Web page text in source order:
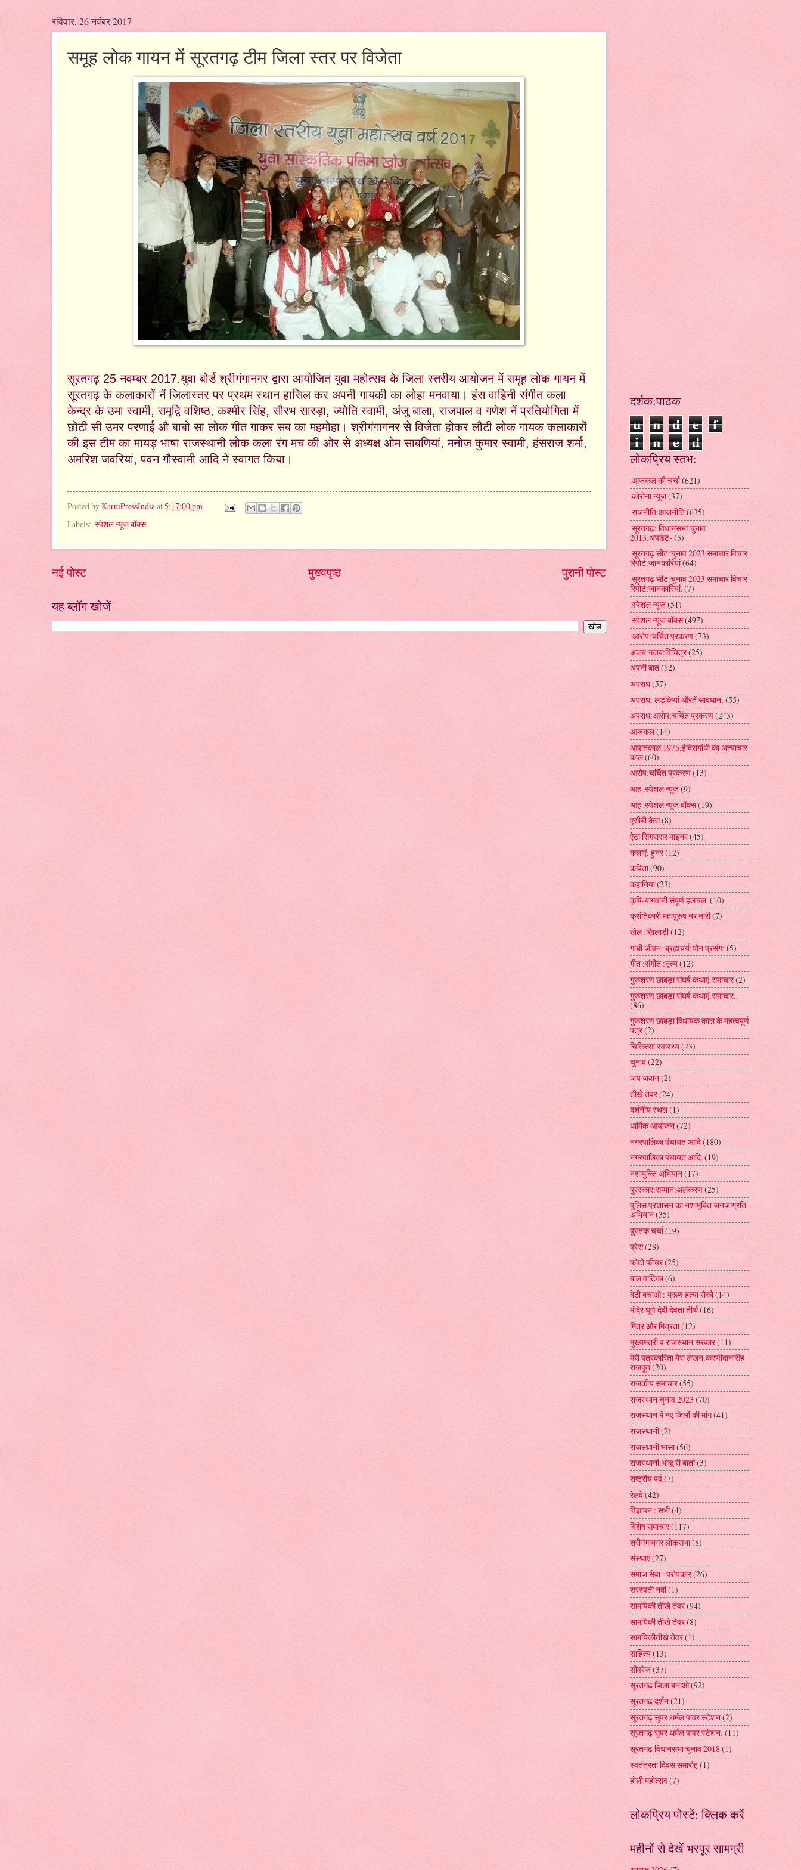
रविवार, 26 नवंबर 2017
समूह लोक गायन में सूरतगढ़ टीम जिला स्तर पर विजेता
सूरतगढ़ 25 नवम्बर 2017.युवा बोर्ड श्रीगंगानगर द्वारा आयोजित युवा महोत्सव के जिला स्तरीय आयोजन में समूह लोक गायन में
सूरतगढ़ के कलाकारों नें जिलास्तर पर प्रथम स्थान हासिल कर अपनी गायकी का लोहा मनवाया। हंस वाहिनी संगीत कला
केन्द्र के उमा स्वामी, समृद्वि वशिष्ठ, कश्मीर सिंह, सौरभ सारड़ा, ज्योति स्वामी, अंजु बाला, राजपाल व गणेश नें प्रतियोगिता में
छोटी सी उमर परणाई औ बाबो सा लोक गीत गाकर सब का महमोहा। श्रीगंगागनर से विजेता होकर लौटी लोक गायक कलाकारों
की इस टीम का मायड़ भाषा राजस्थानी लोक कला रंग मच की ओर से अध्यक्ष ओम साबणियां, मनोज कुमार स्वामी, हंसराज शर्मा,
अमरिश जवरियां, पवन गौस्वामी आदि नें स्वागत किया।
Posted byKarniPressIndiaat5:17:00 pm
Labels: .स्पेशल न्यूज बॉक्स
नई पोस्ट पुरानी पोस्ट
मुख्यपृष्ठ
यह ब्लॉग खोजें
दर्शक:पाठक
u n d e
f
i
n e d
लोकप्रिय स्तभ:
.आजकल की चर्चा(621)
.कोरोना.न्यूज(37)
.राजनीति:आजनीति(635)
.सूरतगढ़: विधानसभा चुनाव
2013:अपडेट- (5)
.सूरतगढ़ सीट:चुनाव 2023.समाचार विचार
रिपोर्ट:जानकारियां(64)
.सूरतगढ़ सीट:चुनाव 2023.समाचार विचार
रिपोर्ट:जानकारियां.(7)
.स्पेशल न्यूज(51)
.स्पेशल न्यूज बॉक्स(497)
:आरोप:चर्चित प्रकरण(73)
अजब:गजब:विचित्र(25)
अपनी बात(52)
अपराध(57)
अपराध: लड़कियां औरतें सावधान: (55)
अपराध:आरोप:चर्चित प्रकरण(243)
आजकल(14)
आपातकाल 1975:इंदिरागांधी का अत्याचार
काल(60)
आरोप:चर्चित प्रकरण(13)
आह .स्पेशल न्यूज(9)
आह .स्पेशल न्यूज बॉक्स(19)
एसीबी केस(8)
ऐटा सिंगरासर माइनर(45)
कलाएं: हुनर(12)
कविता(90)
कहानियां(23)
कृषि-बागवानी.संपूर्ण हलचल. (10)
क्रांतिकारी महापुरुष नर नारी(7)
खेल :खिलाड़ी(12)
गांधी जीवन: ब्रह्मचर्य:यौन प्रसंग: (5)
गीत :संगीत :नृत्य(12)
गुरूशरण छाबड़ा संघर्ष कथाएं:समाचार(2)
गुरूशरण छाबड़ा संघर्ष कथाएं:समाचार:.
(86)
गुरूशरण छाबड़ा विधायक काल के महत्वपूर्ण
पत्र(2)
चिकित्सा स्वास्थ्य(23)
चुनाव(22)
जय जवान(2)
तीखे तेवर(24)
दर्शनीय स्थल(1)
धार्मिक आयोजन(72)
नगरपालिका पंचायत आदि(180)
नगरपालिका पंचायत आदि.(19)
नशामुक्ति अभियान(17)
पुरस्कार:सम्मान:अलंकरण(25)
पुलिस प्रशासन का नशामुक्ति जनजाग्रति
अभियान(35)
पुस्तक चर्चा(19)
प्रेस(28)
फोटो फीचर(25)
बाल वाटिका(6)
बेटी बचाओ : भ्रूण हत्या रोको(14)
मंदिर धूणे देवी देवता तीर्थ(16)
मित्र और मित्रता(12)
मुख्यमंत्री व राजस्थान सरकार(11)
मेरी पत्रकारिता मेरा लेखन:करणीदानसिंह
राजपूत(20)
राजकीय समाचार(55)
राजस्थान चुनाव 2023 (70)
राजस्थान में नए जिलों की मांग(41)
राजस्थानी(2)
राजस्थानी भासा(56)
राजस्थानी:भोळू री बातां(3)
राष्ट्रीय पर्व(7)
रेलवे(42)
विज्ञापन : सभी(4)
विशेष समाचार(117)
श्रीगंगानगर लोकसभा(8)
संस्थाएं(27)
समाज सेवा : परोपकार(26)
सरस्वती नदी(1)
सामयिकी तीखे तेवर(94)
सामयिकी तीखे तेवर(8)
सामयिकीतीखे तेवर(1)
साहित्य(13)
सीवरेज(37)
सूरतगढ जिला बनाओ(92)
सूरतगढ़ दर्शन(21)
सूरतगढ़ सुपर थर्मल पावर स्टेशन(2)
सूरतगढ़ सुपर थर्मल पावर स्टेशन: (11)
सूरतगढ़ विधानसभा चुनाव 2018(1)
स्वतंत्रता दिवस समारोह(1)
होली महोत्सव(7)
लोकप्रिय पोस्टें: क्लिक करें
महीनों से देखें भरपूर सामग्री